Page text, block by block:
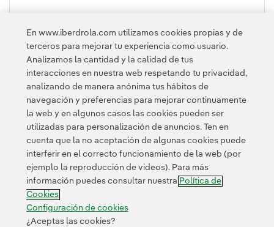
PLEGAR
Contacta Clientes Política de Privacidad Información legal
Transparencia en el uso de la IA
Configuración de cookies Accesibilidad
En www.iberdrola.com utilizamos cookies propias y de
terceros para mejorar tu experiencia como usuario.
Analizamos la cantidad y la calidad de tus
interacciones en nuestra web respetando tu privacidad,
analizando de manera anónima tus hábitos de
navegación y preferencias para mejorar continuamente
la web y en algunos casos las cookies pueden ser
utilizadas para personalización de anuncios. Ten en
cuenta que la no aceptación de algunas cookies puede
interferir en el correcto funcionamiento de la web (por
ejemplo la reproducción de videos). Para más
información puedes consultar nuestra Política de
Cookies
Configuración de cookies
¿Aceptas las cookies?